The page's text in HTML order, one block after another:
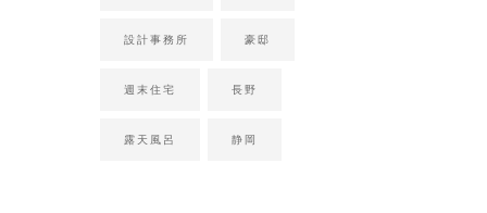
設計事務所 豪邸
週末住宅 長野
露天風呂 静岡